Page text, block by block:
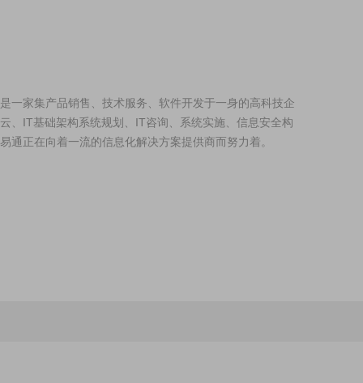
一家集产品销售、技术服务、软件开发于一身的高科技企
、IT基础架构系统规划、IT咨询、系统实施、信息安全构
通正在向着一流的信息化解决方案提供商而努力着。